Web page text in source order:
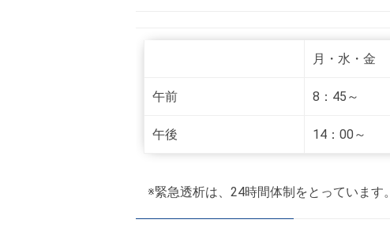
月・水・金
午前 8：45～
午後 14：00～
※緊急透析は、24時間体制をとっています。